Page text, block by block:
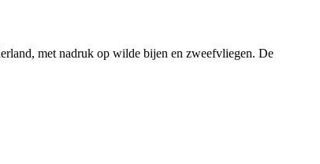
met nadruk op wilde bijen en zweefvliegen. De